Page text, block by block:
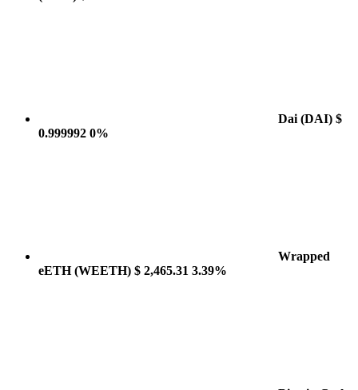
Dai (DAI) $
0.999992 0%
Wrapped
eETH(WEETH) $ 2,465.31 3.39%